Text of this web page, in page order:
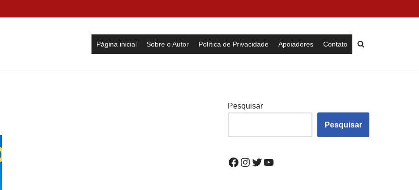
Página inicial Sobre o Autor Política de Privacidade Apoiadores Contato
Pesquisar
Pesquisar